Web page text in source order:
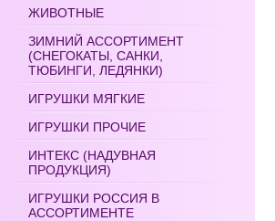
ЖИВОТНЫЕ
ЗИМНИЙ АССОРТИМЕНТ
(СНЕГОКАТЫ, САНКИ,
ТЮБИНГИ, ЛЕДЯНКИ)
ИГРУШКИ МЯГКИЕ
ИГРУШКИ ПРОЧИЕ
ИНТЕКС (НАДУВНАЯ
ПРОДУКЦИЯ)
ИГРУШКИ РОССИЯ В
АССОРТИМЕНТЕ